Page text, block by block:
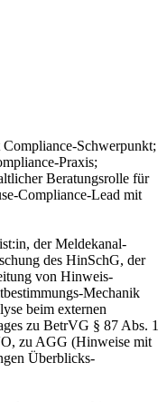
Schwerpunkt;
Praxis;
Beratungsrolle für
Compliance-Lead mit
der Meldekanal-
des HinSchG, der
von Hinweis-
Mechanik
beim externen
zu BetrVG § 87 Abs. 1
zu AGG (Hinweise mit
Überblicks-